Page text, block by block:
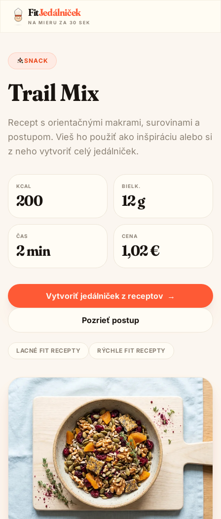
FitJedálniček
NA MIERU ZA 30 SEK
SNACK
Trail Mix
Recept s orientačnými makrami, surovinami a
postupom. Vieš ho použiť ako inšpiráciu alebo si
z neho vytvoriť celý jedálniček.
KCAL
200
BIELK.
12g
ČAS
2min
CENA
1,02€
Vytvoriť jedálniček z receptov →
Pozrieť postup
LACNÉ FIT RECEPTY RÝCHLE FIT RECEPTY